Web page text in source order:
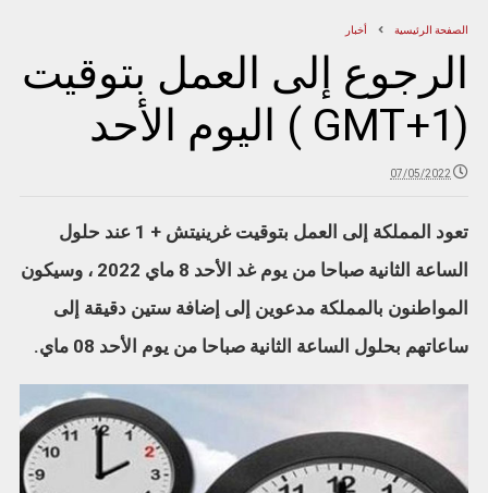
الصفحة الرئيسية أخبار
الرجوع إلى العمل بتوقيت
(GMT+1 ) اليوم الأحد
07/05/2022
تعود المملكة إلى العمل بتوقيت غرينيتش + 1 عند حلول
الساعة الثانية صباحا من يوم غد الأحد 8 ماي 2022 ، وسيكون
المواطنون بالمملكة مدعوين إلى إضافة ستين دقيقة إلى
ساعاتهم بحلول الساعة الثانية صباحا من يوم الأحد 08 ماي.